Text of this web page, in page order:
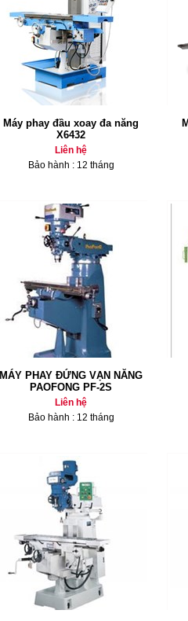
Máy phay đầu xoay đa năng
X6432
Liên hệ
Bảo hành : 12 tháng
MÁY PHAY ĐỨNG VẠN NĂNG
PAOFONG PF-2S
Liên hệ
Bảo hành : 12 tháng